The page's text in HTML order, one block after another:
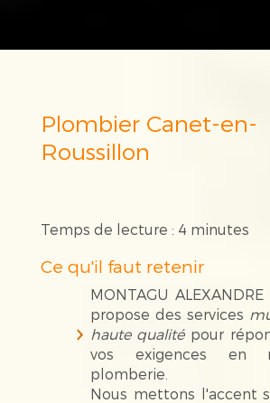
Plombier Canet-en-
Roussillon
Temps de lecture : 4 minutes
Ce qu'il faut retenir
MONTAGU ALEXANDRE
propose des services
haute qualitépour
vos exigences en
plomberie.
Nous mettons l'accent